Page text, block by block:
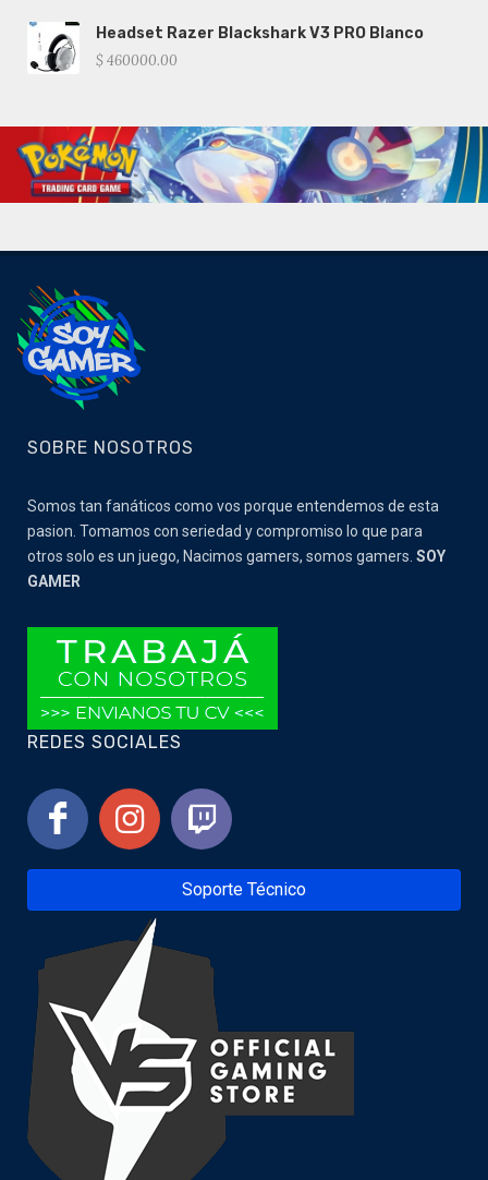
Headset Razer Blackshark V3 PRO Blanco
$ 460000.00
SOBRE NOSOTROS
Somos tan fanáticos como vos porque entendemos de esta
pasion. Tomamos con seriedad y compromiso lo que para
otros solo es un juego, Nacimos gamers, somos gamers. SOY
GAMER
REDES SOCIALES
Soporte Técnico